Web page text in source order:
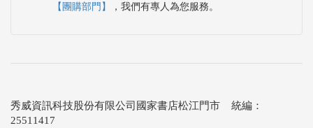
【團購部門】
，我們有專人為您服務。
秀威資訊科技股份有限公司國家書店松江門市 統編：
25511417